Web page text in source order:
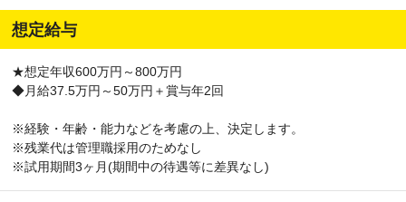
想定給与
★想定年収600万円～800万円
◆月給37.5万円～50万円＋賞与年2回
※経験・年齢・能力などを考慮の上、決定します。
※残業代は管理職採用のためなし
※試用期間3ヶ月(期間中の待遇等に差異なし)